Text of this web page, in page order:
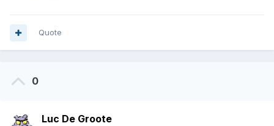
Quote
0
Luc De Groote